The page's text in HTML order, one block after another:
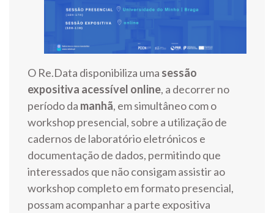
O Re.Data disponibiliza uma sessão
expositiva acessível online, a decorrer no
período da manhã, em simultâneo com o
workshop presencial, sobre a utilização de
cadernos de laboratório eletrónicos e
documentação de dados, permitindo que
interessados que não consigam assistir ao
workshop completo em formato presencial,
possam acompanhar a parte expositiva